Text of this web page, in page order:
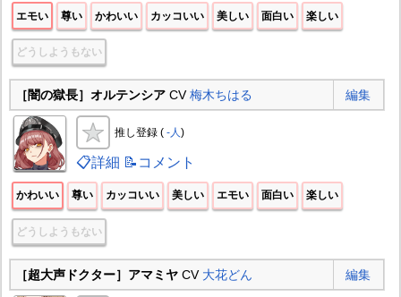
エモい 尊い かわいい カッコいい 美しい 面白い 楽しい
どうしようもない
［闇の獄長］オルテンシアCV梅木ちはる 編集
推し登録 ( -人)
📋詳細 📝コメント
かわいい 尊い カッコいい 美しい エモい 面白い 楽しい
どうしようもない
［超大声ドクター］アマミヤCV 大花どん 編集